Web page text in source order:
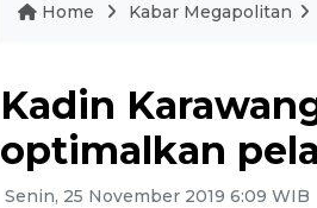
Home Kabar Megapolitan
Kadin
optimalkan
Senin, 25 November 2019 6:09 WIB